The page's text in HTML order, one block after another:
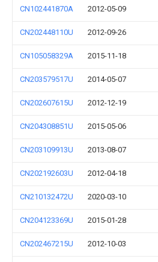
CN102441870A 2012-05-09
CN202448110U 2012-09-26
CN105058329A 2015-11-18
CN203579517U 2014-05-07
CN202607615U 2012-12-19
CN204308851U 2015-05-06
CN203109913U 2013-08-07
CN202192603U 2012-04-18
CN210132472U 2020-03-10
CN204123369U 2015-01-28
CN202467215U 2012-10-03